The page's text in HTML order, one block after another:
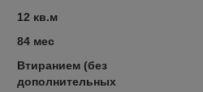
12 кв.м
84 мес
Втиранием (без
дополнительных